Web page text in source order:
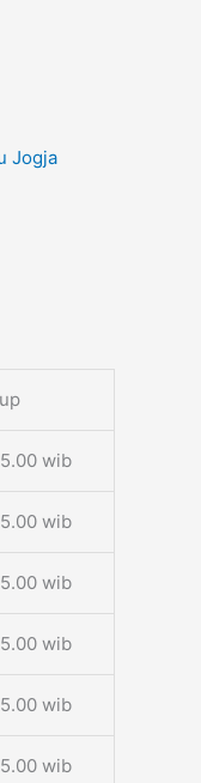
Jogja
wib
wib
wib
wib
wib
wib